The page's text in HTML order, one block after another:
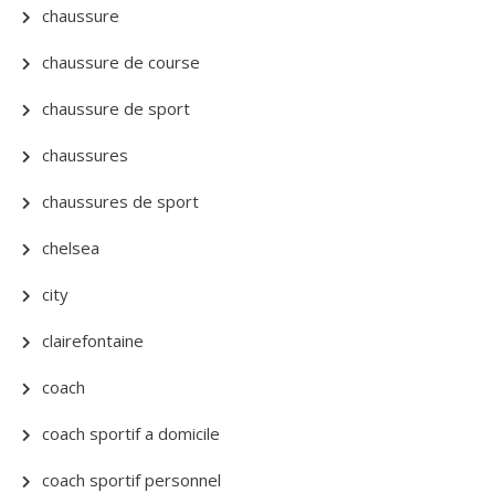
chaussure
chaussure de course
chaussure de sport
chaussures
chaussures de sport
chelsea
city
clairefontaine
coach
coach sportif a domicile
coach sportif personnel